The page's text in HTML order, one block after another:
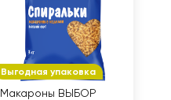
Выгодная упаковка
Макароны ВЫБОР